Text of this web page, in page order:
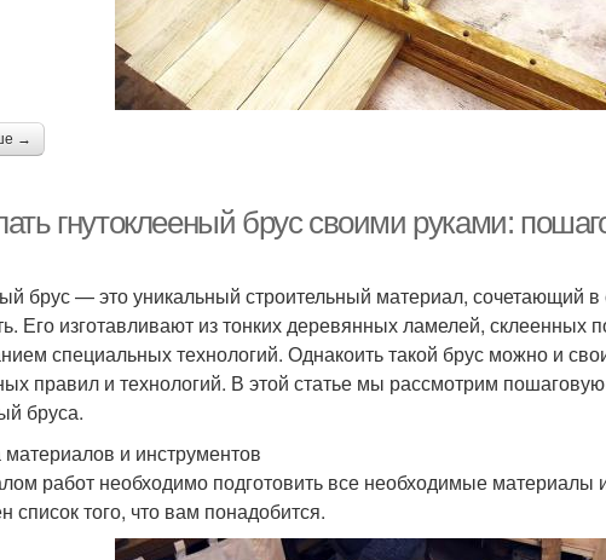
→
гнутоклееный брус своими руками:
брус — это уникальный строительный материал, сочетающий
Его изготавливают из тонких деревянных ламелей,
специальных технологий. Однакоить такой брус можно и
правил и технологий. В этой статье мы рассмотрим
бруса.
материалов и инструментов
работ необходимо подготовить все необходимые материалы
список того, что вам понадобится.